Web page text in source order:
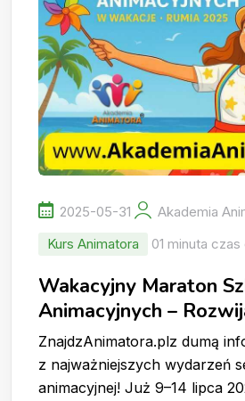
2025-05-31 Akademia
Kurs Animatora
01 minuta
Wakacyjny Maraton
Animacyjnych –
umiejętności latem!
ZnajdzAnimatora.plz dumą
z najważniejszych wydarzeń
animacyjnej! Już 9–14 lipca